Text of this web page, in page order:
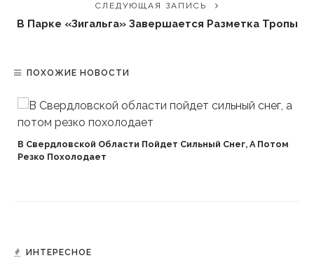
СЛЕДУЮЩАЯ ЗАПИСЬ
В Парке «Зигальга» Завершается Разметка Тропы
ПОХОЖИЕ НОВОСТИ
В Свердловской Области Пойдет Сильный Снег, А Потом
Резко Похолодает
ИНТЕРЕСНОЕ